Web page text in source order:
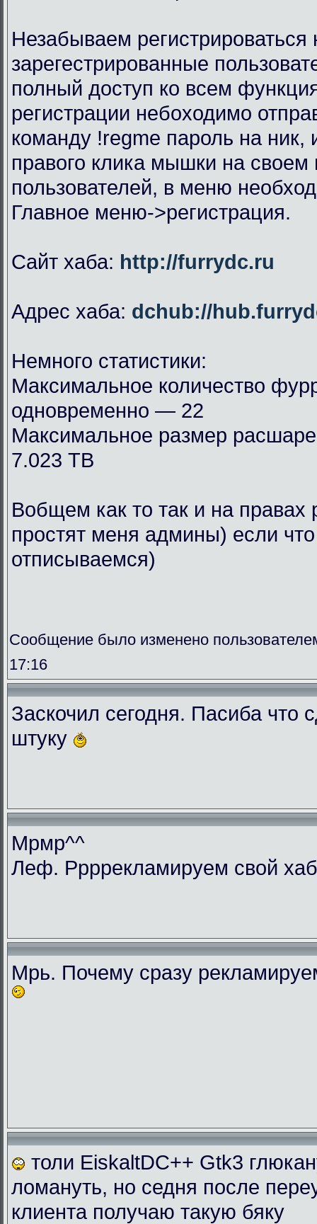
Незабываем регистрироваться
зарегестрированные
полный доступ ко всем
регистрации небоходимо
команду !regme пароль на
правого клика мышки на своем
пользователей, в меню
Главное меню->регистрация.
Сайт хаба: http://furrydc.ru
Адрес хаба: dchub://
Немного статистики:
Максимальное количество
одновременно — 22
Максимальное размер
7.023 TB
Вобщем как то так и на
простят меня админы) если
отписываемся)
Сообщение было изменено
17:16
Заскочил сегодня. Пасиба что
штуку
Мрмр^^
Леф. Ррррекламируем свой
Мрь. Почему сразу
толи EiskaltDC++ Gtk3
ломануть, но седня после
клиента получаю такую бяку